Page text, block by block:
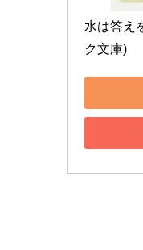
水は答え
ク文庫)